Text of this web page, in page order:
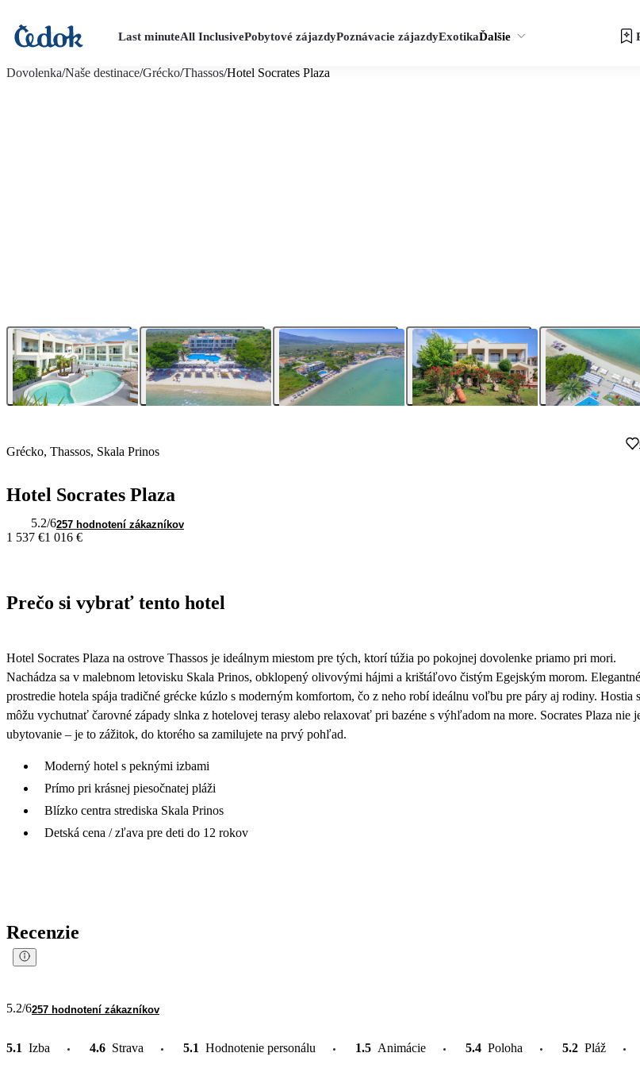
Last minuteAll InclusivePobytové zájazdyPoznávacie zájazdyExotikaĎalšie
Dovolenka/Naše destinace/Grécko/Thassos/Hotel Socrates Plaza
Grécko, Thassos, Skala Prinos
Hotel Socrates Plaza
5.2/6257 hodnotení zákazníkov
1 537 €1 016 €
Prečo si vybrať tento hotel
Hotel Socrates Plaza na ostrove Thassos je ideálnym miestom pre tých, ktorí túžia po pokojnej dovolenke priamo pri mori.
Nachádza sa v malebnom letovisku Skala Prinos, obklopený olivovými hájmi a krištáľovo čistým Egejským morom. Elegantné
prostredie hotela spája tradičné grécke kúzlo s moderným komfortom, čo z neho robí ideálnu voľbu pre páry aj rodiny. Hostia
môžu vychutnať čarovné západy slnka z hotelovej terasy alebo relaxovať pri bazéne s výhľadom na more. Socrates Plaza nie
ubytovanie – je to zážitok, do ktorého sa zamilujete na prvý pohľad.
Moderný hotel s peknými izbami
Prímo pri krásnej piesočnatej pláži
Blízko centra strediska Skala Prinos
Detská cena / zľava pre deti do 12 rokov
Recenzie
5.2/6257 hodnotení zákazníkov
5.1 Izba 4.6 Strava 5.1 Hodnotenie personálu 1.5 Animácie 5.4 Poloha 5.2 Pláž